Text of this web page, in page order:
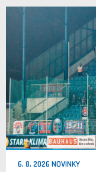
6. 8. 2026 NOVINKY